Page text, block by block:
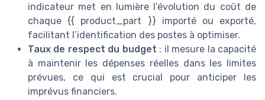
indicateur met en lumière l’évolution du coût de
chaque {{ product_part }} importé ou exporté,
facilitant l’identification des postes à optimiser.
Taux de respect du budget : il mesure la capacité
à maintenir les dépenses réelles dans les limites
prévues, ce qui est crucial pour anticiper les
imprévus financiers.